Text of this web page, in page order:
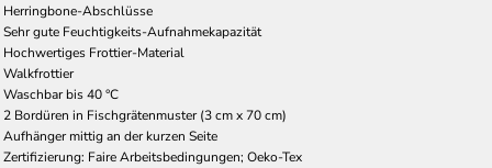
Herringbone-Abschlüsse
Sehr gute Feuchtigkeits-Aufnahmekapazität
Hochwertiges Frottier-Material
Walkfrottier
Waschbar bis 40 °C
2 Bordüren in Fischgrätenmuster (3 cm x 70 cm)
Aufhänger mittig an der kurzen Seite
Zertifizierung: Faire Arbeitsbedingungen; Oeko-Tex